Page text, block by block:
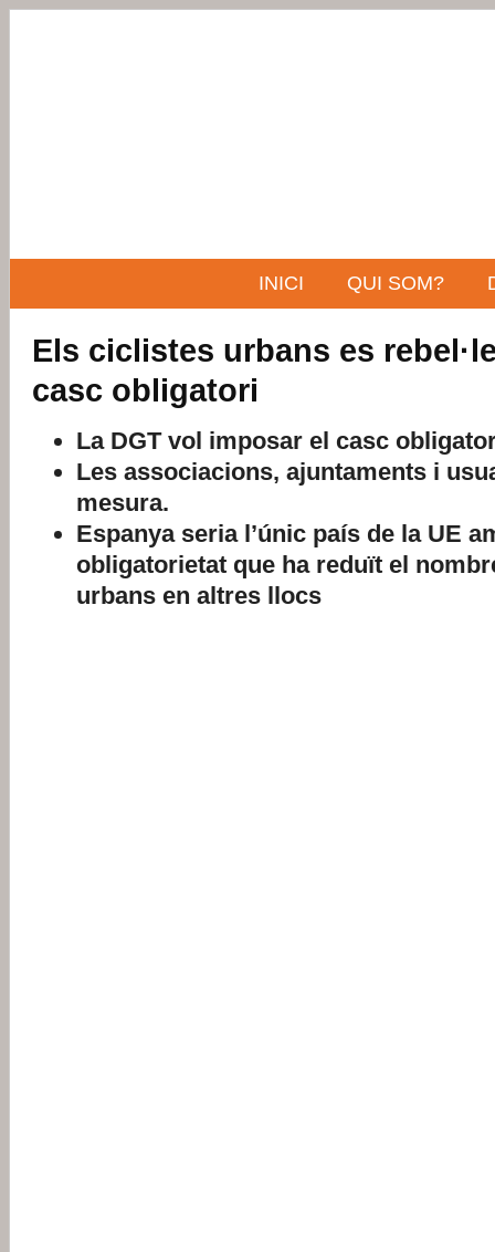
INICI QUI SOM?
Els ciclistes urbans es
casc obligatori
La DGT vol imposar el casc
Les associacions, ajuntaments i
mesura.
Espanya seria l’únic país de la UE
obligatorietat que ha reduït el
urbans en altres llocs